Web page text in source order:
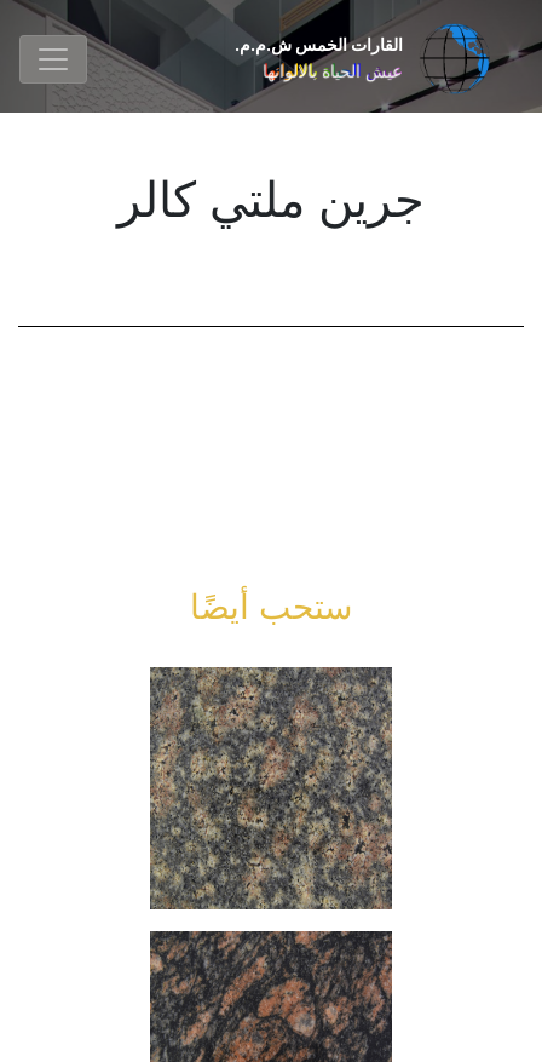
القارات الخمس ش.م.م.
عيش الحياة بالالوانها
جرین ملتي کالر
ستحب أيضًا